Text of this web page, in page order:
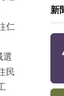
仁
民
新